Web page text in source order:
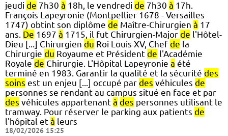
jeudi de 7h30 à 18h, le vendredi de 7h30 à 17h.
François Lapeyronie (Montpellier 1678 - Versailles
1747) obtint son diplôme de Maître-Chirurgien à 17
ans. De 1697 à 1715, il fut Chirurgien-Major de l'Hôtel-
Dieu [...] Chirurgien du Roi Louis XV, Chef de la
Chirurgie du Royaume et Président de l'Académie
Royale de Chirurgie. L'Hôpital Lapeyronie a été
terminé en 1983. Garantir la qualité et la sécurité des
soins est un enjeu [...] occupé par des véhicules de
personnes se rendant au campus situé en face et par
des véhicules appartenant à des personnes utilisant le
tramway. Pour réserver le parking aux patients de
l'hôpital et à leurs
18/02/2026 15:25